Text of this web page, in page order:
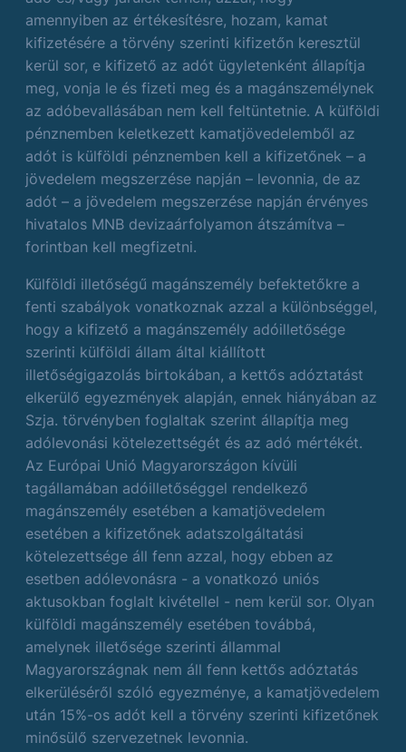
amennyiben az értékesítésre, hozam, kamat
kifizetésére a törvény szerinti kifizetőn keresztül
kerül sor, e kifizető az adót ügyletenként állapítja
meg, vonja le és fizeti meg és a magánszemélynek
az adóbevallásában nem kell feltüntetnie. A külföldi
pénznemben keletkezett kamatjövedelemből az
adót is külföldi pénznemben kell a kifizetőnek – a
jövedelem megszerzése napján – levonnia, de az
adót – a jövedelem megszerzése napján érvényes
hivatalos MNB devizaárfolyamon átszámítva –
forintban kell megfizetni.
Külföldi illetőségű magánszemély befektetőkre a
fenti szabályok vonatkoznak azzal a különbséggel,
hogy a kifizető a magánszemély adóilletősége
szerinti külföldi állam által kiállított
illetőségigazolás birtokában, a kettős adóztatást
elkerülő egyezmények alapján, ennek hiányában az
Szja. törvényben foglaltak szerint állapítja meg
adólevonási kötelezettségét és az adó mértékét.
Az Európai Unió Magyarországon kívüli
tagállamában adóilletőséggel rendelkező
magánszemély esetében a kamatjövedelem
esetében a kifizetőnek adatszolgáltatási
kötelezettsége áll fenn azzal, hogy ebben az
esetben adólevonásra - a vonatkozó uniós
aktusokban foglalt kivétellel - nem kerül sor. Olyan
külföldi magánszemély esetében továbbá,
amelynek illetősége szerinti állammal
Magyarországnak nem áll fenn kettős adóztatás
elkerüléséről szóló egyezménye, a kamatjövedelem
után 15%-os adót kell a törvény szerinti kifizetőnek
minősülő szervezetnek levonnia.